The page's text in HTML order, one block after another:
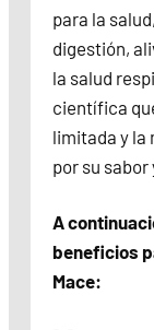
para la
digestión,
la salud
científica
limitada y la
por su
A
beneficios
Mace: